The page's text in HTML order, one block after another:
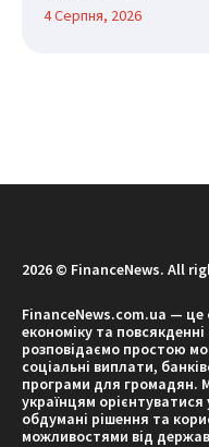
4 Серпня, 2026
2026 © FinanceNews. All
FinanceNews.com.ua —
економіку та
розповідаємо простою
соціальні виплати,
програми для громадян.
українцям
обдумані рішення та
можливостями від